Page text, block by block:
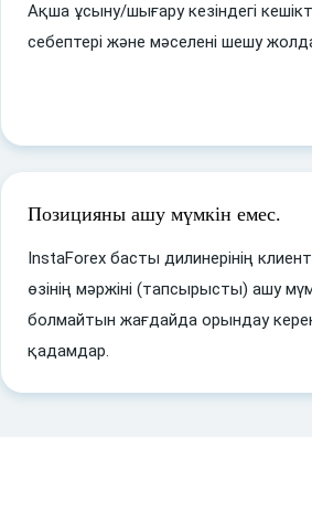
Ақша ұсыну/шығару кезіндегі
себептері және мәселені шешу
Позицияны ашу мүмкін емес.
InstaForex басты дилинерінің
өзінің мәржіні (тапсырысты) ашу
болмайтын жағдайда орындау
қадамдар.